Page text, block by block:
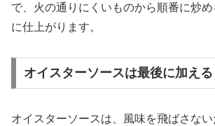
で、火の通りにくいものから順番に炒
に仕上がります。
オイスターソースは最後に加える
オイスターソースは、風味を飛ばさな